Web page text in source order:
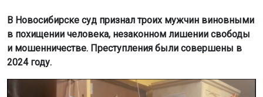
В Новосибирске суд признал троих мужчин виновными
в похищении человека, незаконном лишении свободы
и мошенничестве. Преступления были совершены в
2024 году.